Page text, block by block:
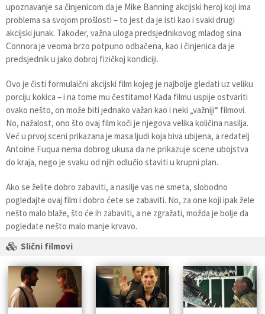
upoznavanje sa činjenicom da je Mike Banning akcijski heroj koji ima
problema sa svojom prošlosti – to jest da je isti kao i svaki drugi
akcijski junak. Također, važna uloga predsjednikovog mladog sina
Connora je veoma brzo potpuno odbačena, kao i činjenica da je
predsjednik u jako dobroj fizičkoj kondiciji.
Ovo je čisti formulaični akcijski film kojeg je najbolje gledati uz veliku
porciju kokica – i na tome mu čestitamo! Kada filmu uspije ostvariti
ovako nešto, on može biti jednako važan kao i neki „važniji“ filmovi.
No, nažalost, ono što ovaj film koči je njegova velika količina nasilja.
Već u prvoj sceni prikazana je masa ljudi koja biva ubijena, a redatelj
Antoine Fuqua nema dobrog ukusa da ne prikazuje scene ubojstva
do kraja, nego je svaku od njih odlučio staviti u krupni plan.
Ako se želite dobro zabaviti, a nasilje vas ne smeta, slobodno
pogledajte ovaj film i dobro ćete se zabaviti. No, za one koji ipak žele
nešto malo blaže, što će ih zabaviti, a ne zgražati, možda je bolje da
pogledate nešto malo manje krvavo.
Slični filmovi